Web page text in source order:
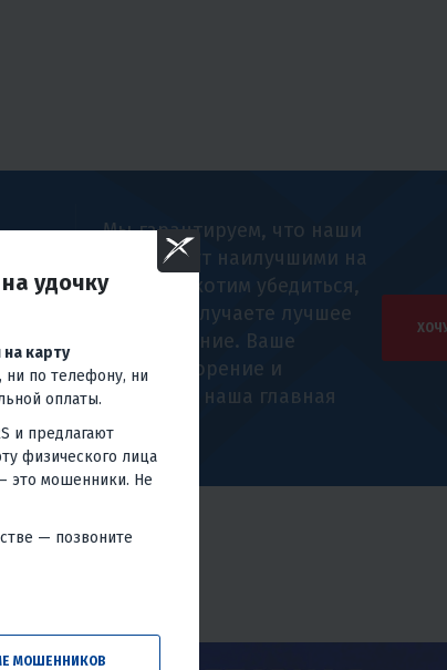
Мы гарантируем, что наши
цены будут наилучшими на
рынке, и хотим убедиться,
что вы получаете лучшее
предложение. Ваше
удовлетворение и
доверие - наша главная
цель.
удочку
карту
по телефону, ни
оплаты.
и предлагают
физического лица
это мошенники. Не
— позвоните
МОШЕННИКОВ